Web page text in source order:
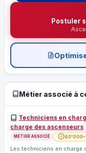
Postuler
Métier associé à
Techniciens en
charge des ascenseurs
MÉTIER ASSOCIÉ
Les techniciens en charge